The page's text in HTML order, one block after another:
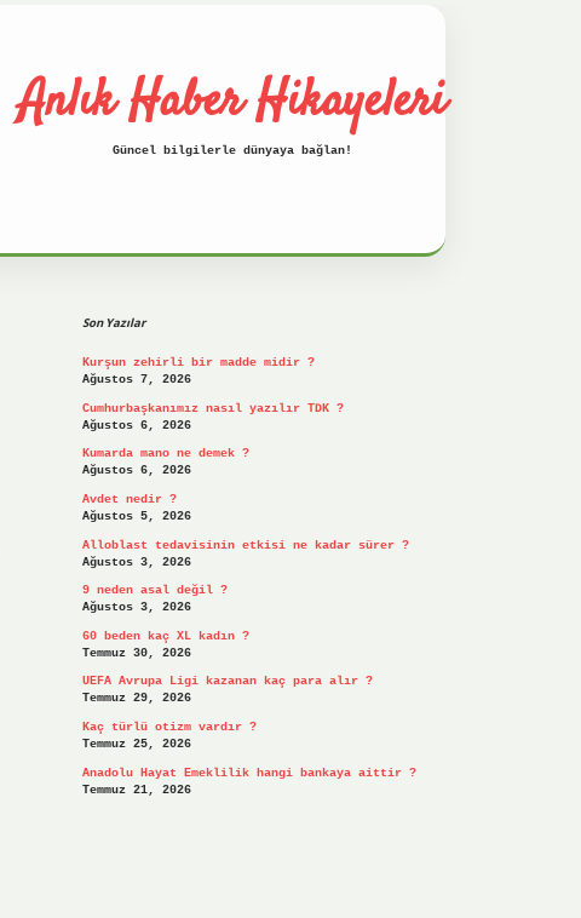
Anlık Haber Hikayeleri
Güncel bilgilerle dünyaya bağlan!
Son Yazılar
Kurşun zehirli bir madde midir ?
Ağustos 7, 2026
Cumhurbaşkanımız nasıl yazılır TDK ?
Ağustos 6, 2026
Kumarda mano ne demek ?
Ağustos 6, 2026
Avdet nedir ?
Ağustos 5, 2026
Alloblast tedavisinin etkisi ne kadar sürer ?
Ağustos 3, 2026
9 neden asal değil ?
Ağustos 3, 2026
60 beden kaç XL kadın ?
Temmuz 30, 2026
UEFA Avrupa Ligi kazanan kaç para alır ?
Temmuz 29, 2026
Kaç türlü otizm vardır ?
Temmuz 25, 2026
Anadolu Hayat Emeklilik hangi bankaya aittir ?
Temmuz 21, 2026